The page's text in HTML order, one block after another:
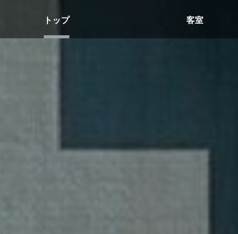
トップ 客室